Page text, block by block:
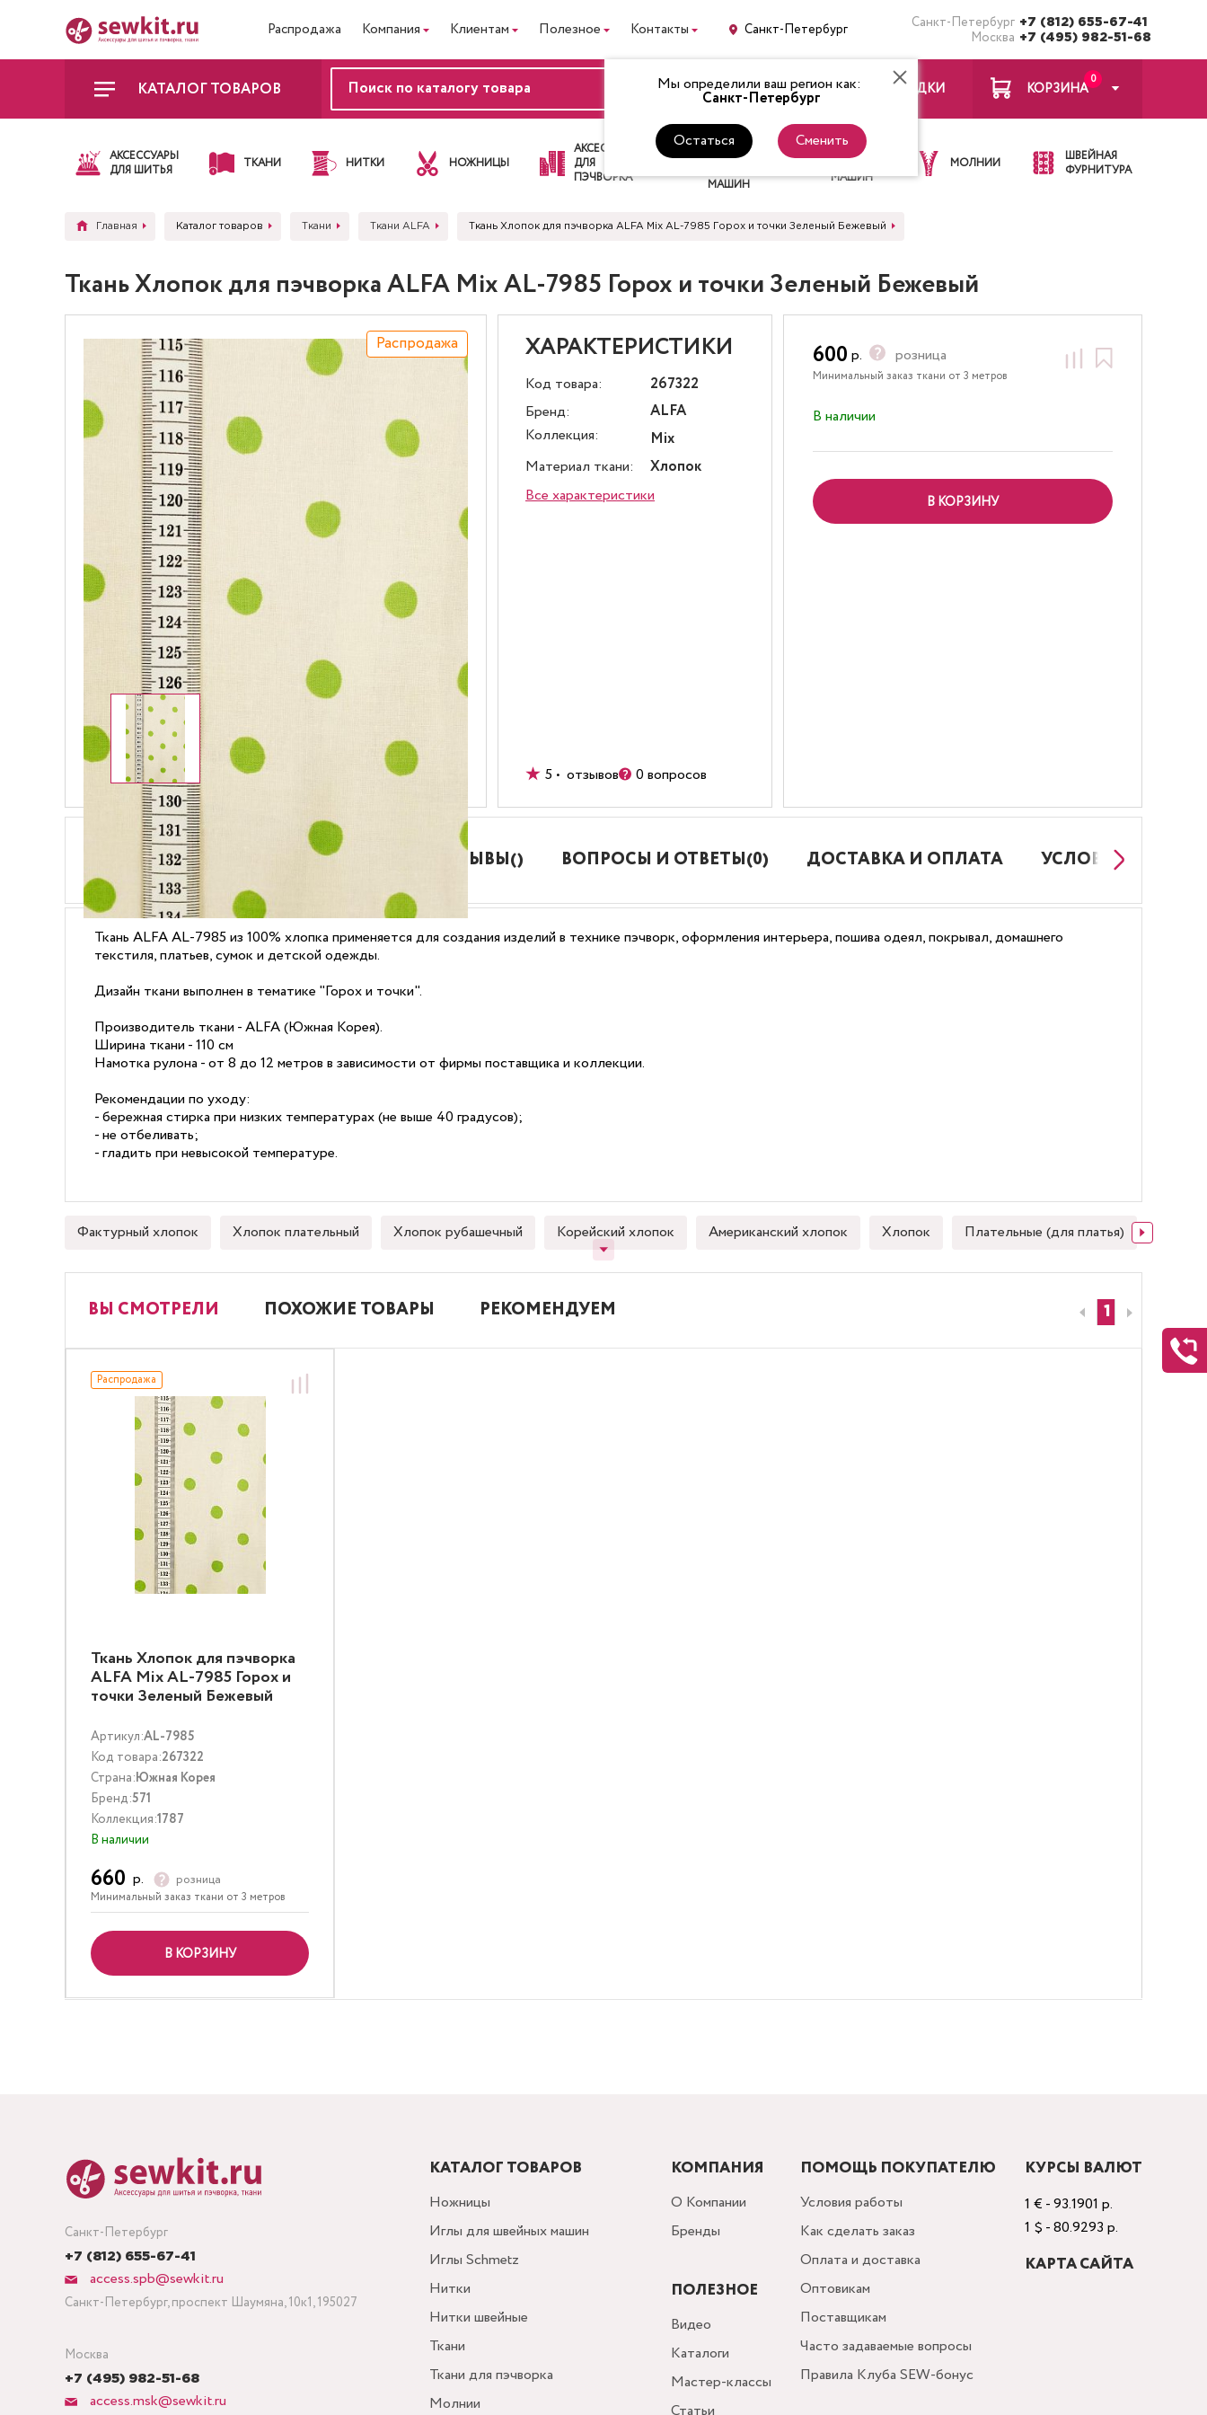
Распродажа Компания Клиентам Полезное Контакты Санкт-Петербург Санкт-Петербург +7 (812) 655-67-41
Москва +7 (495) 982-51-68
Мы определили ваш регион как:
Санкт-Петербург
Остаться Сменить
КАТАЛОГ ТОВАРОВ ВХОД ЗАКЛАДКИ
0
КОРЗИНА
АКСЕССУАРЫ
ДЛЯ ШИТЬЯ
ТКАНИ НИТКИ НОЖНИЦЫ
АКСЕССУАРЫ
ДЛЯ
ПЭЧВОРКА
ЛАПКИ
ДЛЯ
МАШИН
ИГЛЫ ДЛЯ
ШВЕЙНЫХ
МАШИН
МОЛНИИ
ШВЕЙНАЯ
ФУРНИТУРА
Главная Каталог товаров Ткани Ткани ALFA Ткань Хлопок для пэчворка ALFA Mix AL-7985 Горох и точки Зеленый Бежевый
Ткань Хлопок для пэчворка ALFA Mix AL-7985 Горох и точки Зеленый Бежевый
Распродажа ХАРАКТЕРИСТИКИ
Код товара:
267322
Бренд:
ALFA
Коллекция:
Mix
Материал ткани:
Хлопок
Все характеристики
5 • отзывов 0 вопросов
600 р. розница
Минимальный заказ ткани от 3 метров
В наличии
В КОРЗИНУ
ОПИСАНИЕ ХАРАКТЕРИСТИКИ ОТЗЫВЫ() ВОПРОСЫ И ОТВЕТЫ(0) ДОСТАВКА И ОПЛАТА УСЛОВИЯ РАБОТЫ
Ткань ALFA AL-7985 из 100% хлопка применяется для создания изделий в технике пэчворк, оформления интерьера, пошива одеял, покрывал, домашнего
текстиля, платьев, сумок и детской одежды.
Дизайн ткани выполнен в тематике "Горох и точки".
Производитель ткани - ALFA (Южная Корея).
Ширина ткани - 110 см
Намотка рулона - от 8 до 12 метров в зависимости от фирмы поставщика и коллекции.
Рекомендации по уходу:
- бережная стирка при низких температурах (не выше 40 градусов);
- не отбеливать;
- гладить при невысокой температуре.
Фактурный хлопок Хлопок плательный Хлопок рубашечный Корейский хлопок Американский хлопок Хлопок Плательные (для платья)
ВЫ СМОТРЕЛИ ПОХОЖИЕ ТОВАРЫ РЕКОМЕНДУЕМ
Распродажа
Ткань Хлопок для пэчворка
ALFA Mix AL-7985 Горох и
точки Зеленый Бежевый
Артикул:AL-7985
Код товара:267322
Страна:Южная Корея
Бренд:571
Коллекция:1787
В наличии
660 р. розница
Минимальный заказ ткани от 3 метров
В КОРЗИНУ
1
Санкт-Петербург
+7 (812) 655-67-41
access.spb@sewkit.ru
Санкт-Петербург, проспект Шаумяна, 10к1, 195027
Москва
+7 (495) 982-51-68
access.msk@sewkit.ru
КАТАЛОГ ТОВАРОВ
Ножницы
Иглы для швейных машин
Иглы Schmetz
Нитки
Нитки швейные
Ткани
Ткани для пэчворка
Молнии
КОМПАНИЯ
О Компании
Бренды
ПОЛЕЗНОЕ
Видео
Каталоги
Мастер-классы
ПОМОЩЬ ПОКУПАТЕЛЮ
Условия работы
Как сделать заказ
Оплата и доставка
Оптовикам
Поставщикам
Часто задаваемые вопросы
Правила Клуба SEW-бонус
КУРСЫ ВАЛЮТ
1 € - 93.1901 р.
1 $ - 80.9293 р.
КАРТА САЙТА